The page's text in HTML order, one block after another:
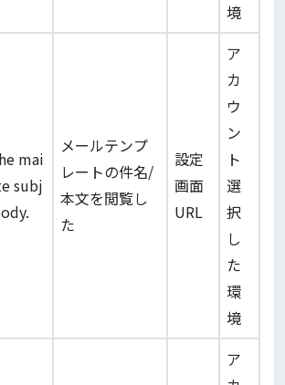
境
mai
subj
メールテンプ
レートの件名/
本文を閲覧し
た
設定
画面
URL
ア
カ
ウ
ン
ト
選
択
し
た
環
境
ア